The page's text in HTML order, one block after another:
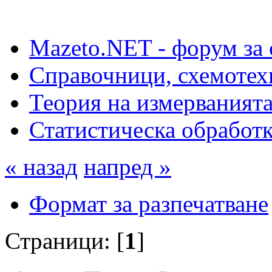
Mazeto.NET - форум за
Справочници,
Теория на
Статистическа
« назад напред »
Формат за разпечатване
Страници: [1]